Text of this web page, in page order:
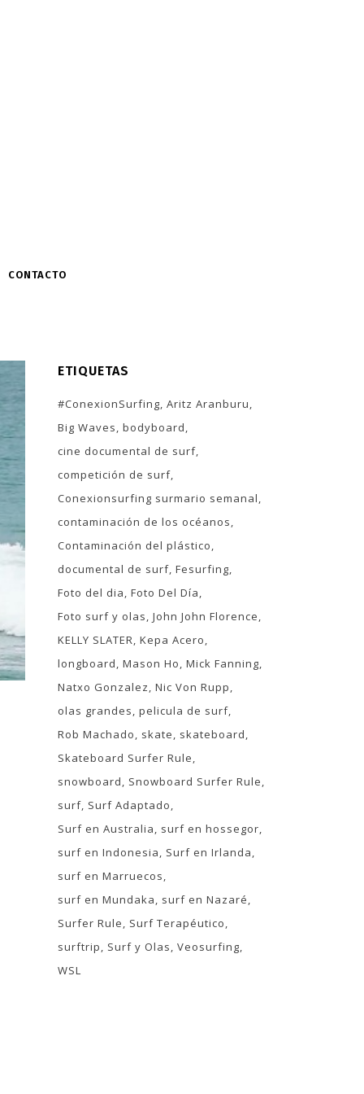
CONTACTO
ETIQUETAS
#ConexionSurfing Aritz Aranburu
Big Waves bodyboard
cine documental de surf
competición de surf
Conexionsurfing surmario semanal
contaminación de los océanos
Contaminación del plástico
documental de surf Fesurfing
Foto del dia Foto Del Día
Foto surf y olas John John Florence
KELLY SLATER Kepa Acero
longboard Mason Ho Mick Fanning
Natxo Gonzalez Nic Von Rupp
olas grandes pelicula de surf
Rob Machado
skate
skateboard
Skateboard Surfer Rule
snowboard
Snowboard Surfer Rule
surf Surf Adaptado
Surf en Australia
surf en hossegor
surf en Indonesia
Surf en Irlanda
surf en Marruecos
surf en Mundaka
surf en Nazaré
Surfer Rule
Surf Terapéutico
surftrip
Surf y Olas Veosurfing
WSL